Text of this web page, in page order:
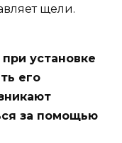
щели.
установке
его
за помощью